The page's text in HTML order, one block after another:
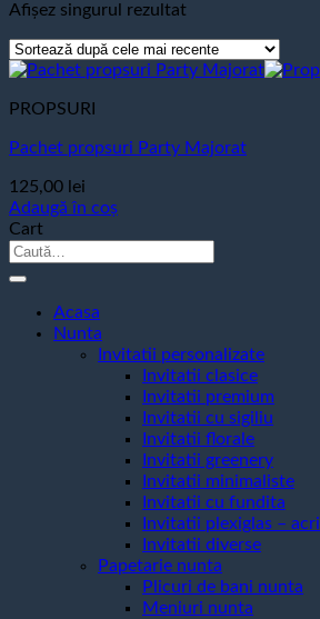
Afișez singurul rezultat
PROPSURI
Pachet propsuri Party Majorat
125,00 lei
Adaugă în coș
Cart
Caută
Acasa
Nunta
Invitatii personalizate
Invitatii clasice
Invitatii premium
Invitatii cu sigiliu
Invitatii florale
Invitatii greenery
Invitatii minimaliste
Invitatii cu fundita
Invitatii plexiglas – acril
Invitatii diverse
Papetarie nunta
Plicuri de bani nunta
Meniuri nunta